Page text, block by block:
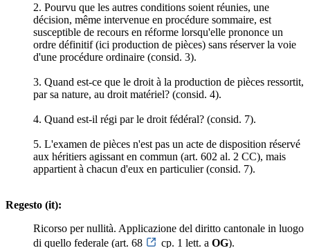
2. Pourvu que les autres conditions soient réunies, une
décision, même intervenue en procédure sommaire, est
susceptible de recours en réforme lorsqu'elle prononce un
ordre définitif (ici production de pièces) sans réserver la voie
d'une procédure ordinaire (consid. 3).
3. Quand est-ce que le droit à la production de pièces ressortit,
par sa nature, au droit matériel? (consid. 4).
4. Quand est-il régi par le droit fédéral? (consid. 7).
5. L'examen de pièces n'est pas un acte de disposition réservé
aux héritiers agissant en commun (art. 602 al. 2 CC), mais
appartient à chacun d'eux en particulier (consid. 7).
Regesto (it):
Ricorso per nullità. Applicazione del diritto cantonale in luogo
di quello federale (art. 68
cp. 1 lett. a OG).